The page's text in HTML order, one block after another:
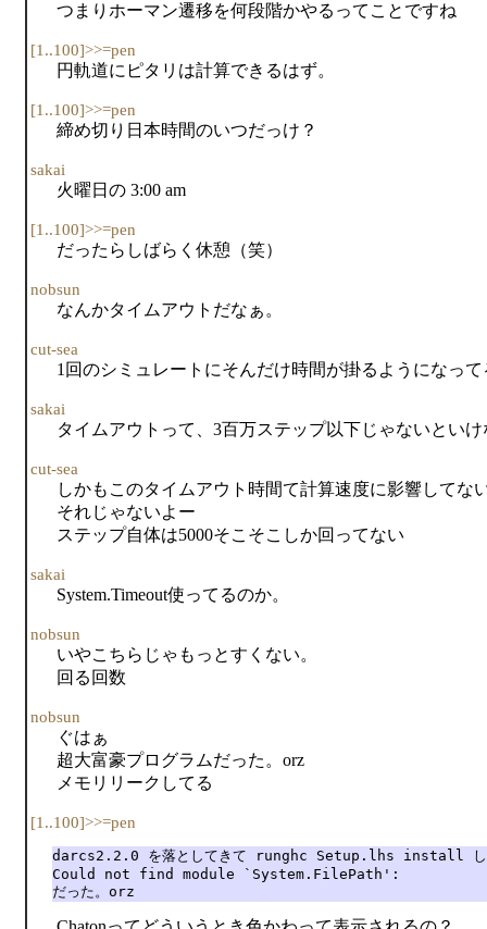
つまりホーマン遷移を何段階かやるってことですね
[1..100]>>=pen
円軌道にピタリは計算できるはず。
[1..100]>>=pen
締め切り日本時間のいつだっけ？
sakai
火曜日の 3:00 am
[1..100]>>=pen
だったらしばらく休憩（笑）
nobsun
なんかタイムアウトだなぁ。
cut-sea
1回のシミュレートにそんだけ時間が掛るようになっ
sakai
タイムアウトって、3百万ステップ以下じゃないとい
cut-sea
しかもこのタイムアウト時間て計算速度に影響してな
それじゃないよー
ステップ自体は5000そこそこしか回ってない
sakai
System.Timeout使ってるのか。
nobsun
いやこちらじゃもっとすくない。
回る回数
nobsun
ぐはぁ
超大富豪プログラムだった。orz
メモリリークしてる
[1..100]>>=pen
darcs2.2.0 を落としてきて runghc Setup.lhs install し
Could not find module `System.FilePath':
だった。orz